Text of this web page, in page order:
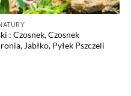
: Czosnek, Czosnek
Jabłko, Pyłek Pszczeli